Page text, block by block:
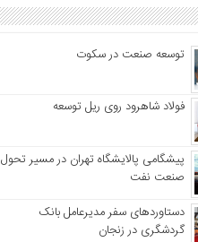
توسعه صنعت در سکوت
فولاد شاهرود روی ریل توسعه
پیشگامی پالایشگاه تهران در مسیر تحول
صنعت نفت
دستاوردهای سفر مدیرعامل بانک
گردشگری در زنجان